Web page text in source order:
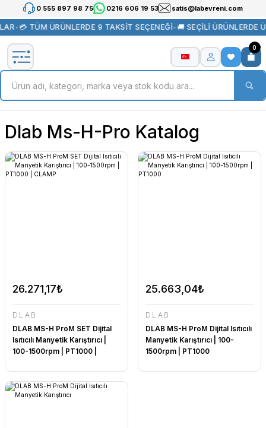
0 555 897 98 75 0216 606 19 53 satis@labevreni.com
•💳 TÜM ÜRÜNLERDE 9 TAKSİT SEÇENEĞİ•🚚 SEÇİLİ ÜRÜNLERDE
0
Dlab Ms-H-Pro Katalog
26.271,17₺
DLAB
DLAB MS-H ProM SET Dijital
Isıtıcılı Manyetik Karıştırıcı |
100-1500rpm | PT1000 |
25.663,04₺
DLAB
DLAB MS-H ProM Dijital Isıtıcılı
Manyetik Karıştırıcı | 100-
1500rpm | PT1000